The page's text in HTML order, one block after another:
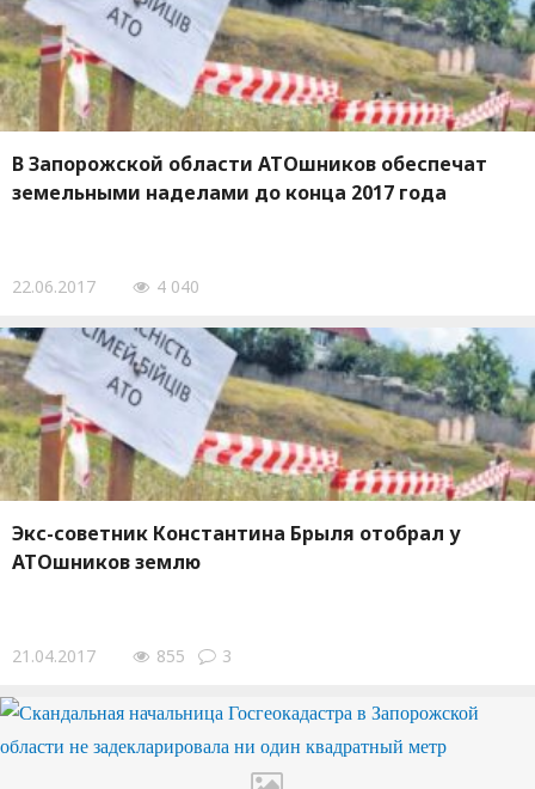
В Запорожской области АТОшников обеспечат
земельными наделами до конца 2017 года
22.06.2017 4 040
Экс-советник Константина Брыля отобрал у
АТОшников землю
21.04.2017 855 3